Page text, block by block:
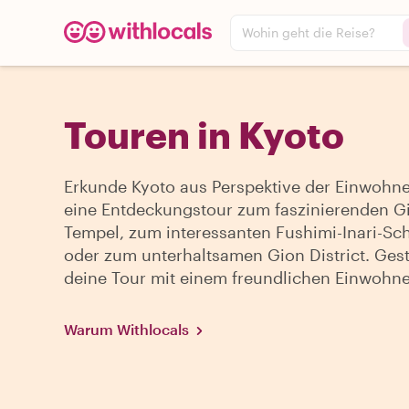
Wohin geht die Reise?
Touren in Kyoto
Erkunde Kyoto aus Perspektive der
eine Entdeckungstour zum faszinierenden
Tempel, zum interessanten Fushimi-Inari-
oder zum unterhaltsamen Gion District.
deine Tour mit einem freundlichen
Warum Withlocals